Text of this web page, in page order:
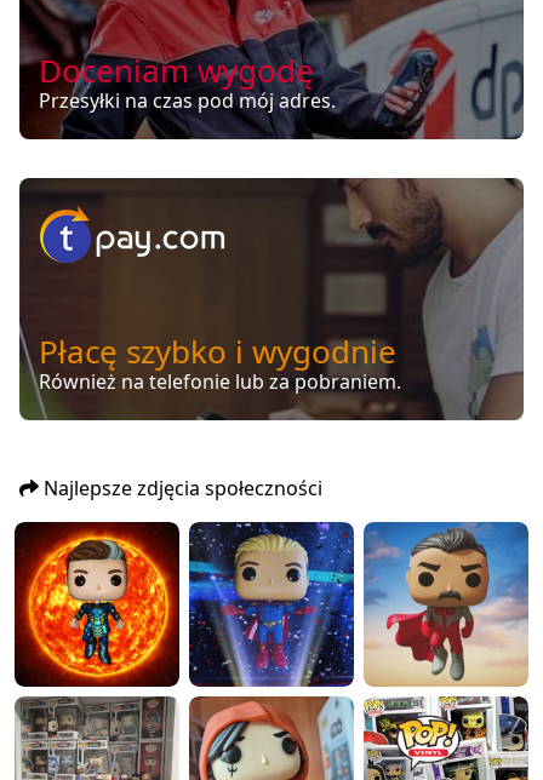
Doceniam wygodę
Przesyłki na czas pod mój adres.
Płacę szybko i wygodnie
Również na telefonie lub za pobraniem.
Najlepsze zdjęcia społeczności